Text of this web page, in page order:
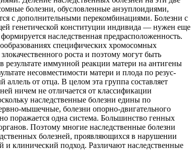
болезни, обусловленные анэуплоидиями,
с дополнительными перекомбинациями. Болезни с
генетической конституции индивида — нужен еще
наследственная предрасположенность.
специфических хромосомных
злокачественного роста и поэтому могут быть
иммунной реакции матери на антигены
несовместимости матери и плода по резус-
аллель от отца. В целом эта группа составляет
ничем не отличается от классификации
наследственные болезни едины по
мышечные, болезни опорно-двигательного
поражается одна система. Большинство генных
Поэтому многие наследственные болезни
болезней, проявляющихся в нарушении
и клинический подход. Различают наследственные